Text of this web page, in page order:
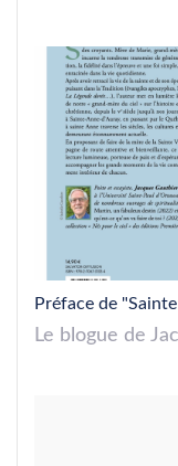
Préface de
Le blogue de